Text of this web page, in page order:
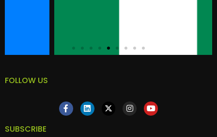
FOLLOW US
SUBSCRIBE